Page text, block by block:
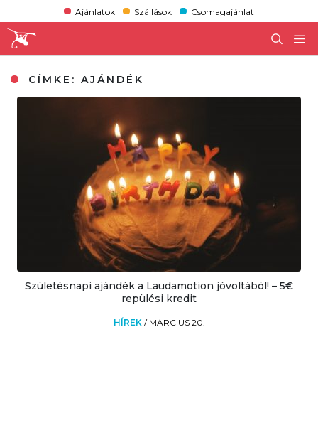
Ajánlatok Szállások Csomagajánlat
CÍMKE:AJÁNDÉK
Születésnapi ajándék a Laudamotion jóvoltából! – 5€
repülési kredit
HÍREK / MÁRCIUS 20.